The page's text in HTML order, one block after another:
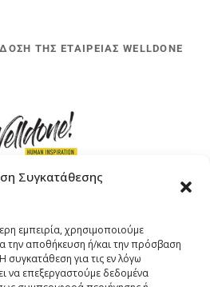
Συγκατάθεσης
εμπειρία, χρησιμοποιούμε
την αποθήκευση ή/και την πρόσβαση
για τις εν λόγω
να επεξεργαστούμε δεδομένα
ΤΗΣ ΕΤΑΙΡΕΙΑΣ WELLDONE